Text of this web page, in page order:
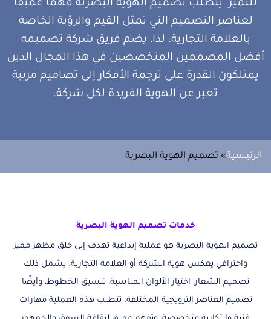
للتميز. يتطلب تصميم الهوية البصرية فهمًا عميقًا
لعناصر التصميم التي تمثل القيم والرؤية الخاصة
بالعلامة التجارية. لذا، يضم فريق شركة تصميمه
أفضل المصممين المتخصصين في هذا المجال الذين
يمتلكون القدرة على ترجمة الأفكار إلى تصاميم مرئية
تعبر عن الهوية الفريدة لكل شركة.
الرئيسية» تصميم الهوية البصرية
خدمات تصميم الهوية البصرية
تصميم الهوية البصرية هو عملية إبداعية تهدف إلى خلق مظهر مميز
واحترافي يعكس هوية الشركة أو العلامة التجارية. يشمل ذلك
تصميم الشعار، اختيار الألوان المناسبة، تنسيق الخطوط، وأيضًا
تصميم العناصر الترويجية المختلفة. تتطلب هذه العملية مهارات